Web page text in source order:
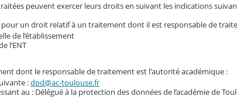
peuvent exercer leurs droits en suivant les indications
pour un droit relatif à un traitement dont il est responsable de
de l’établissement
l’ENT
dont le responsable de traitement est l'autorité académique :
:dpd@ac-toulouse.fr
au : Délégué à la protection des données de l’académie de